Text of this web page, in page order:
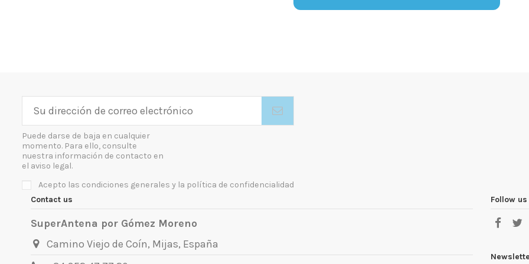
Puede darse de baja en cualquier
momento. Para ello, consulte
nuestra información de contacto en
el aviso legal.
Acepto las condiciones generales y la política de confidencialidad
Contact us
SuperAntena por Gómez Moreno
Camino Viejo de Coín, Mijas, España
Follow us